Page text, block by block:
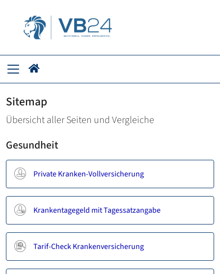
Sitemap
Übersicht aller Seiten und Vergleiche
Gesundheit
Private Kranken-Vollversicherung
Krankentagegeld mit Tagessatzangabe
Tarif-Check Krankenversicherung